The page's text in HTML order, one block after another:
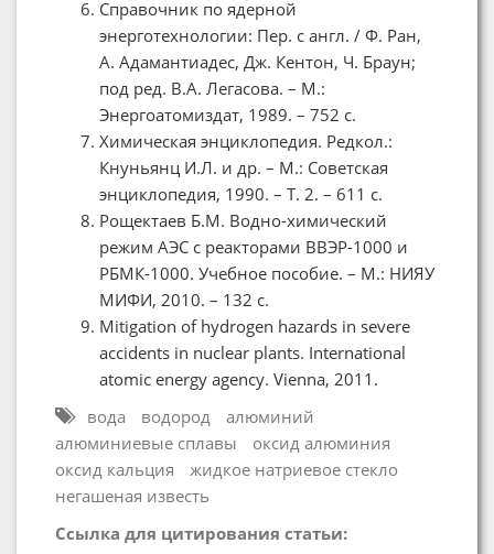
Справочник по ядерной
энерготехнологии: Пер. с англ. / Ф. Ран,
А. Адамантиадес, Дж. Кентон, Ч. Браун;
под ред. В.А. Легасова. – М.:
Энергоатомиздат, 1989. – 752 с.
Химическая энциклопедия. Редкол.:
Кнуньянц И.Л. и др. – М.: Советская
энциклопедия, 1990. – Т. 2. – 611 с.
Рощектаев Б.М. Водно-химический
режим АЭС с реакторами ВВЭР-1000 и
РБМК-1000. Учебное пособие. – М.: НИЯУ
МИФИ, 2010. – 132 с.
Mitigation of hydrogen hazards in severe
accidents in nuclear plants. International
atomic energy agency. Vienna, 2011.
вода
водород
алюминий
алюминиевые сплавы
оксид алюминия
оксид кальция
жидкое натриевое стекло
негашеная известь
Ссылка для цитирования статьи: